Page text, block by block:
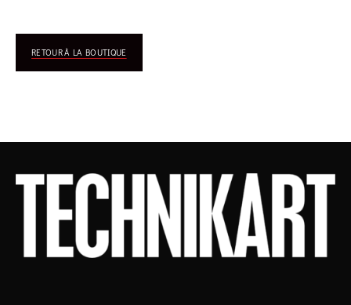
RETOUR À LA BOUTIQUE